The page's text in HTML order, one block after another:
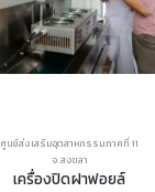
ศูนย์ส่งเสริมอุตสาหกรรมภาคที่ 11
จ.สงขลา
เครื่องปิดฝาฟอยล์